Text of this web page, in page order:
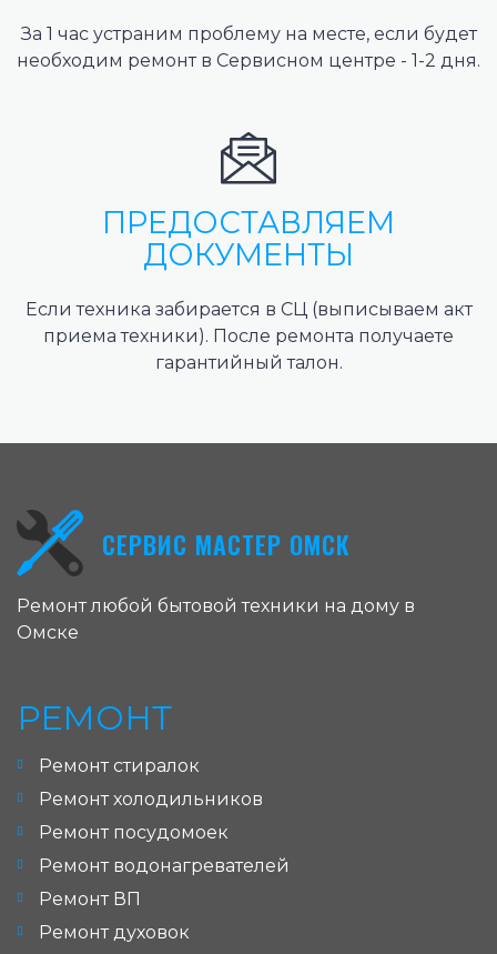
За 1 час устраним проблему на месте, если будет
необходим ремонт в Сервисном центре - 1-2 дня.
ПРЕДОСТАВЛЯЕМ
ДОКУМЕНТЫ
Если техника забирается в СЦ (выписываем акт
приема техники). После ремонта получаете
гарантийный талон.
СЕРВИС МАСТЕР ОМСК
Ремонт любой бытовой техники на дому в
Омске
РЕМОНТ
Ремонт стиралок
Ремонт холодильников
Ремонт посудомоек
Ремонт водонагревателей
Ремонт ВП
Ремонт духовок